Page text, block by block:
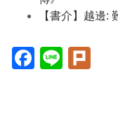
【書介】越邊:
Facebook(另
開
Line(另
開